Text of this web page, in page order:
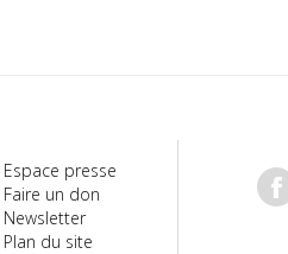
Espace presse
Faire un don
Newsletter
Plan du site